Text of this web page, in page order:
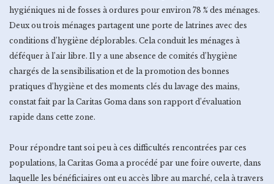
hygiéniques ni de fosses à ordures pour environ 78 % des ménages.
Deux ou trois ménages partagent une porte de latrines avec des
conditions d’hygiène déplorables. Cela conduit les ménages à
déféquer à l’air libre. Il y a une absence de comités d’hygiène
chargés de la sensibilisation et de la promotion des bonnes
pratiques d’hygiène et des moments clés du lavage des mains,
constat fait par la Caritas Goma dans son rapport d’évaluation
rapide dans cette zone.
Pour répondre tant soi peu à ces difficultés rencontrées par ces
populations, la Caritas Goma a procédé par une foire ouverte, dans
laquelle les bénéficiaires ont eu accès libre au marché, cela à travers